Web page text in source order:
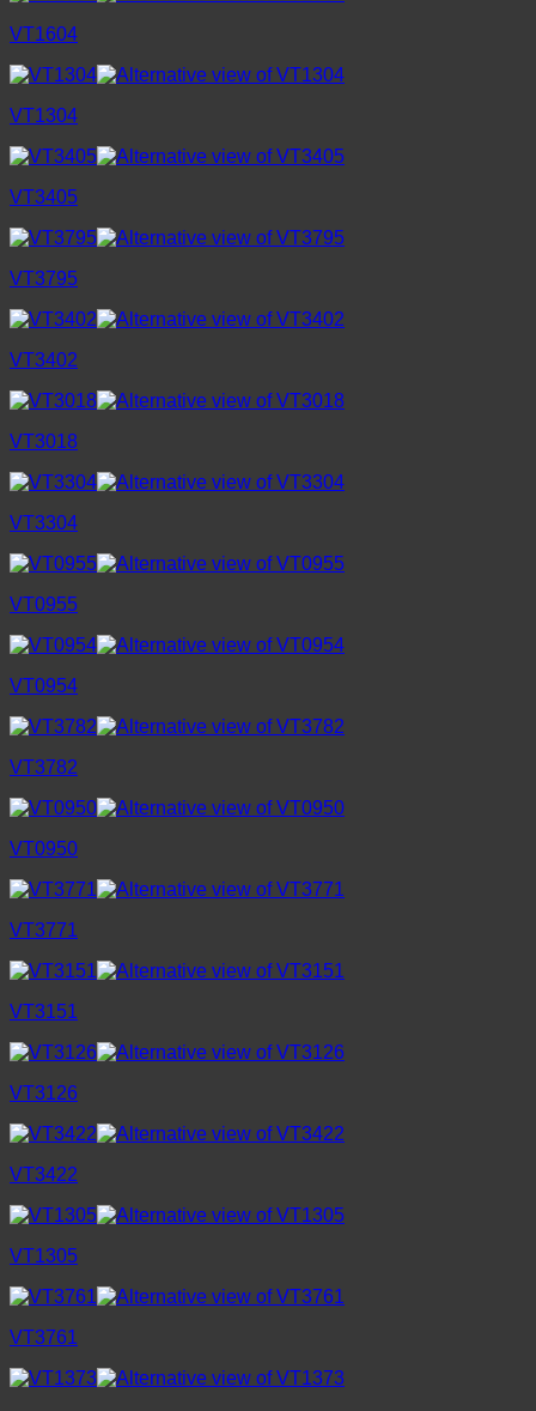
VT1604
VT1304
VT3405
VT3795
VT3402
VT3018
VT3304
VT0955
VT0954
VT3782
VT0950
VT3771
VT3151
VT3126
VT3422
VT1305
VT3761